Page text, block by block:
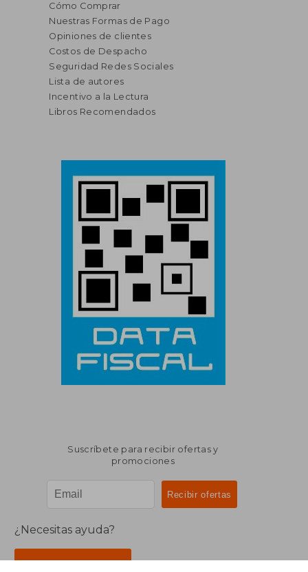
Cómo Comprar
Nuestras Formas de Pago
Opiniones de clientes
Costos de Despacho
Seguridad Redes Sociales
Lista de autores
Incentivo a la Lectura
Libros Recomendados
Suscríbete para recibir ofertas y
promociones
¿Necesitas ayuda?